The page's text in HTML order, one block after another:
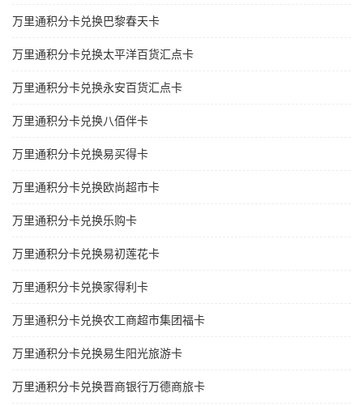
万里通积分卡兑换巴黎春天卡
万里通积分卡兑换太平洋百货汇点卡
万里通积分卡兑换永安百货汇点卡
万里通积分卡兑换八佰伴卡
万里通积分卡兑换易买得卡
万里通积分卡兑换欧尚超市卡
万里通积分卡兑换乐购卡
万里通积分卡兑换易初莲花卡
万里通积分卡兑换家得利卡
万里通积分卡兑换农工商超市集团福卡
万里通积分卡兑换易生阳光旅游卡
万里通积分卡兑换晋商银行万德商旅卡